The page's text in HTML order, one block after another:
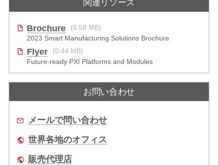
関連リソース
Brochure
(6.58 MB)
2023 Smart Manufacturing Solutions Brochure
Flyer
(0.44 MB)
Future-ready PXI Platforms and Modules
お問い合わせ
メールで問い合わせ
世界各地のオフィス
販売代理店